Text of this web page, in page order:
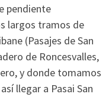
pendiente
largos tramos de
(Pasajes de San
de Roncesvalles,
y donde tomamos
llegar a Pasai San